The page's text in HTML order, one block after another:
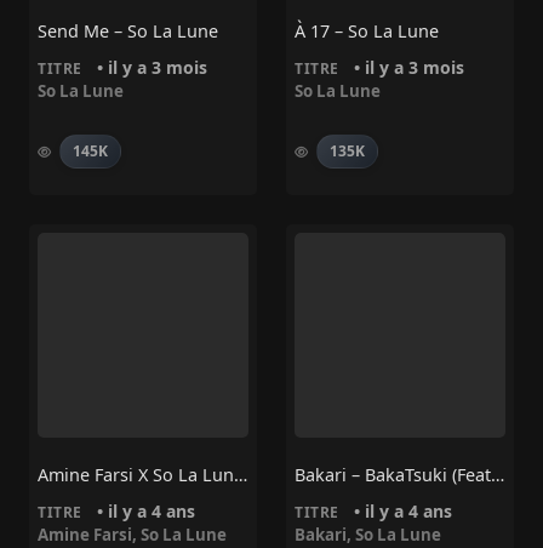
Send Me – So La Lune
TITRE • il y a 3 mois
So La Lune
145K
À 17 – So La Lune
TITRE • il y a 3 mois
So La Lune
135K
Amine Farsi X So La Lune – RETOUR DE FLAMME
TITRE • il y a 4 ans
Amine Farsi, So La Lune
Bakari – BakaTsuki (feat. So La Lune)
TITRE • il y a 4 ans
Bakari, So La Lune